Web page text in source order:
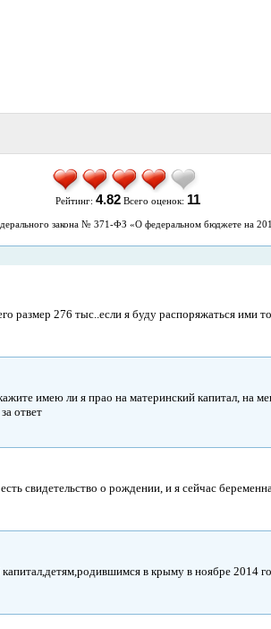
Рейтинг: 4.82 Всего оценок: 11
закона № 371-ФЗ «О федеральном бюджете на
размер 276 тыс..если я буду распоряжаться ими
имею ли я прао на материнский капитал, на
ответ
свидетельство о рождении, и я сейчас
в крыму в ноябре 2014